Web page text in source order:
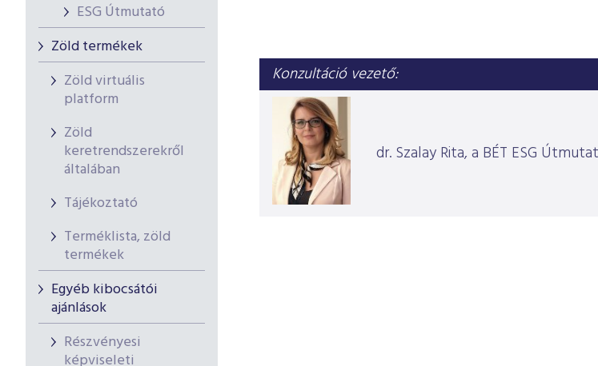
ESG Útmutató
Zöld termékek
Zöld virtuális
platform
Zöld
keretrendszerekről
általában
Tájékoztató
Terméklista, zöld
termékek
Egyéb kibocsátói
ajánlások
Részvényesi
képviseleti
Konzultáció vezető:
dr. Szalay Rita, a BÉT ESG